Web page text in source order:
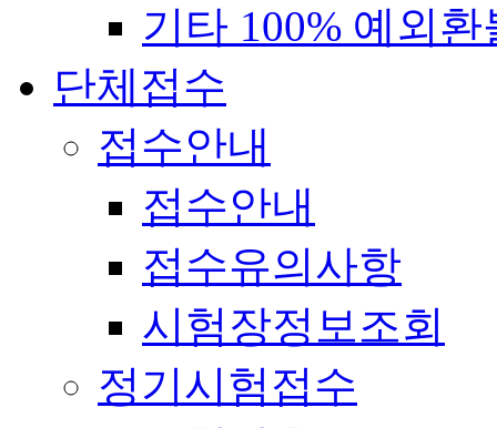
기타 100% 예외환
단체접수
접수안내
접수안내
접수유의사항
시험장정보조회
정기시험접수